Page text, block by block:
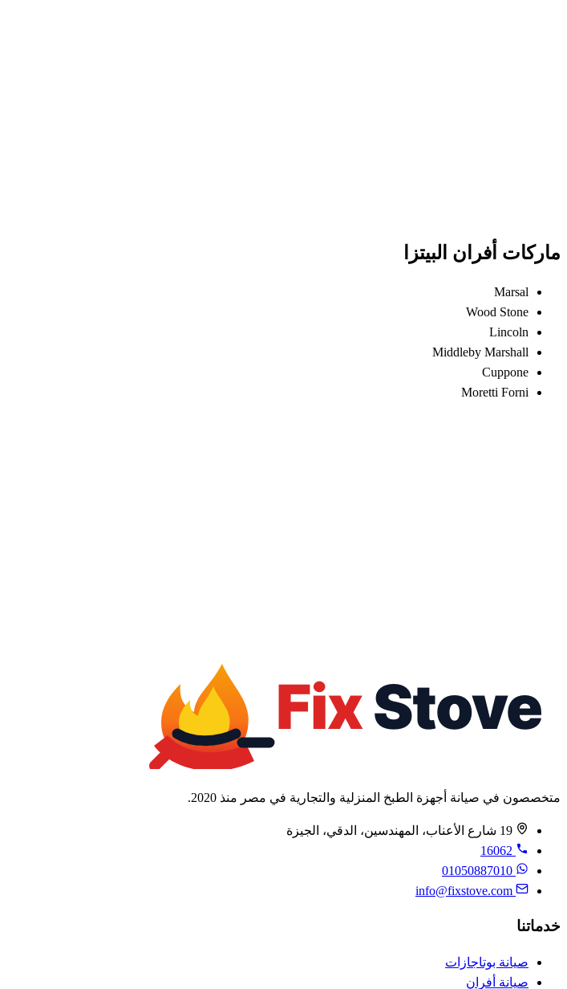
ماركات أفران البيتزا
Marsal
Wood Stone
Lincoln
Middleby Marshall
Cuppone
Moretti Forni
متخصصون في صيانة أجهزة الطبخ المنزلية والتجارية في مصر منذ 2020.
19 شارع الأعناب، المهندسين، الدقي، الجيزة
16062
01050887010
info@fixstove.com
خدماتنا
صيانة بوتاجازات
صيانة أفران